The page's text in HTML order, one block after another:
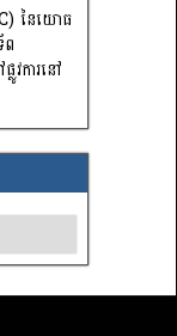
នៃយោធ
វការនៅ